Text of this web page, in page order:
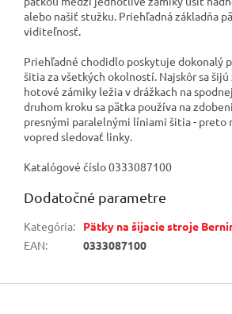
alebo našiť stužku. Priehľadná základňa
viditeľnosť.
Priehľadné chodidlo poskytuje dokonalý
šitia za všetkých okolností. Najskôr sa
hotové zámiky ležia v drážkach na
druhom kroku sa pätka používa na
presnými paralelnými líniami šitia - preto
vopred sledovať linky.
Katalógové číslo 0333087100
Dodatočné parametre
Kategória:
Pätky na šijacie stroje
EAN: 0333087100
Z